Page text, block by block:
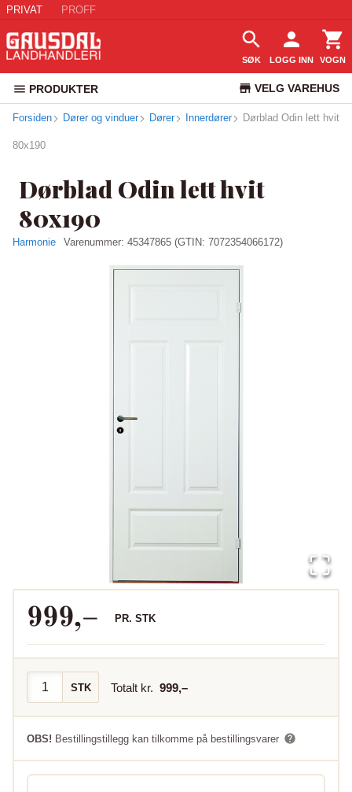
PRIVAT PROFF
SØK LOGG INN VOGN
PRODUKTER VELG VAREHUS
KUNDESERVICE
Forsiden Dører og vinduer Dører Innerdører Dørblad Odin lett hvit
80x190
Dørblad Odin lett hvit
80x190
Harmonie Varenummer: 45347865 (GTIN: 7072354066172)
999,– PR. STK
STK Totalt kr. 999,–
OBS! Bestillingstillegg kan tilkomme på bestillingsvarer